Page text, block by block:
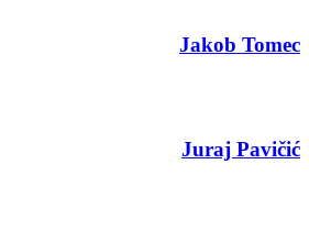
Jakob Tomec
Juraj Pavičić